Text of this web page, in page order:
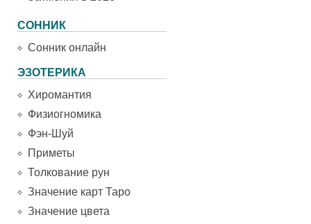
СОННИК
Сонник онлайн
ЭЗОТЕРИКА
Хиромантия
Физиогномика
Фэн-Шуй
Приметы
Толкование рун
Значение карт Таро
Значение цвета